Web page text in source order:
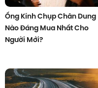
Ống Kính Chụp Chân Dung
Nào Đáng Mua Nhất Cho
Người Mới?